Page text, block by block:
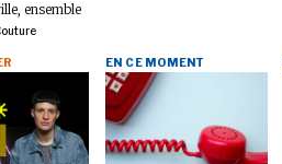
ensemble
EN CE MOMENT